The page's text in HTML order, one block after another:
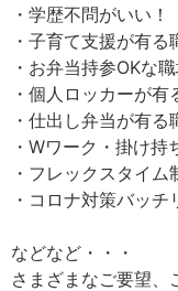
・学歴不問がいい！
・子育て支援が有る
・お弁当持参OKな
・個人ロッカーが有
・仕出し弁当が有る
・Wワーク・掛け持
・フレックスタイム
・コロナ対策バッチ
などなど・・・
さまざまなご要望、